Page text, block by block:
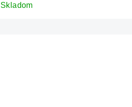
Skladom